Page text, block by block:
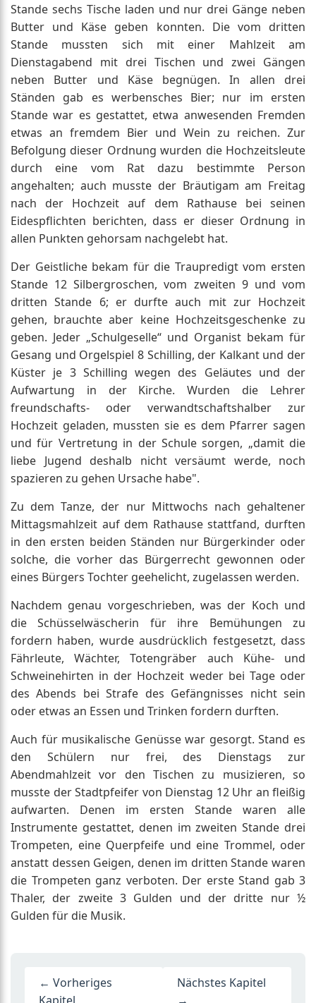
Stande sechs Tische laden und nur drei Gänge neben
Butter und Käse geben konnten. Die vom dritten
Stande mussten sich mit einer Mahlzeit am
Dienstagabend mit drei Tischen und zwei Gängen
neben Butter und Käse begnügen. In allen drei
Ständen gab es werbensches Bier; nur im ersten
Stande war es gestattet, etwa anwesenden Fremden
etwas an fremdem Bier und Wein zu reichen. Zur
Befolgung dieser Ordnung wurden die Hochzeitsleute
durch eine vom Rat dazu bestimmte Person
angehalten; auch musste der Bräutigam am Freitag
nach der Hochzeit auf dem Rathause bei seinen
Eidespflichten berichten, dass er dieser Ordnung in
allen Punkten gehorsam nachgelebt hat.
Der Geistliche bekam für die Traupredigt vom ersten
Stande 12 Silbergroschen, vom zweiten 9 und vom
dritten Stande 6; er durfte auch mit zur Hochzeit
gehen, brauchte aber keine Hochzeitsgeschenke zu
geben. Jeder „Schulgeselle“ und Organist bekam für
Gesang und Orgelspiel 8 Schilling, der Kalkant und der
Küster je 3 Schilling wegen des Geläutes und der
Aufwartung in der Kirche. Wurden die Lehrer
freundschafts- oder verwandtschaftshalber zur
Hochzeit geladen, mussten sie es dem Pfarrer sagen
und für Vertretung in der Schule sorgen, „damit die
liebe Jugend deshalb nicht versäumt werde, noch
spazieren zu gehen Ursache habe".
Zu dem Tanze, der nur Mittwochs nach gehaltener
Mittagsmahlzeit auf dem Rathause stattfand, durften
in den ersten beiden Ständen nur Bürgerkinder oder
solche, die vorher das Bürgerrecht gewonnen oder
eines Bürgers Tochter geehelicht, zugelassen werden.
Nachdem genau vorgeschrieben, was der Koch und
die Schüsselwäscherin für ihre Bemühungen zu
fordern haben, wurde ausdrücklich festgesetzt, dass
Fährleute, Wächter, Totengräber auch Kühe- und
Schweinehirten in der Hochzeit weder bei Tage oder
des Abends bei Strafe des Gefängnisses nicht sein
oder etwas an Essen und Trinken fordern durften.
Auch für musikalische Genüsse war gesorgt. Stand es
den Schülern nur frei, des Dienstags zur
Abendmahlzeit vor den Tischen zu musizieren, so
musste der Stadtpfeifer von Dienstag 12 Uhr an fleißig
aufwarten. Denen im ersten Stande waren alle
Instrumente gestattet, denen im zweiten Stande drei
Trompeten, eine Querpfeife und eine Trommel, oder
anstatt dessen Geigen, denen im dritten Stande waren
die Trompeten ganz verboten. Der erste Stand gab 3
Thaler, der zweite 3 Gulden und der dritte nur ½
Gulden für die Musik.
← Vorheriges
Nächstes Kapitel